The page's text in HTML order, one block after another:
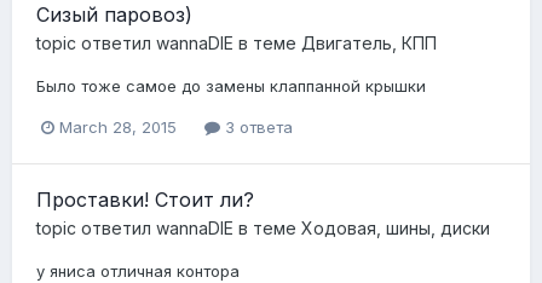
Сизый паровоз)
topic ответил wannaDIE в теме Двигатель, КПП
Было тоже самое до замены клаппанной крышки
March 28, 2015 3 ответа
Проставки! Стоит ли?
topic ответил wannaDIE в теме Ходовая, шины, диски
у яниса отличная контора